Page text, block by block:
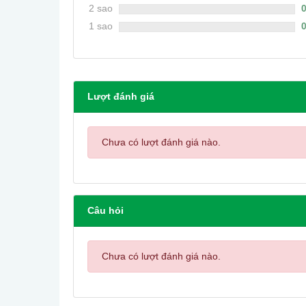
2 sao
1 sao
Lượt đánh giá
Chưa có lượt đánh giá nào.
Câu hỏi
Chưa có lượt đánh giá nào.